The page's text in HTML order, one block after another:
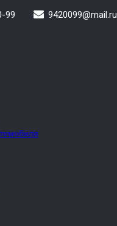
99 9420099@mail.ru